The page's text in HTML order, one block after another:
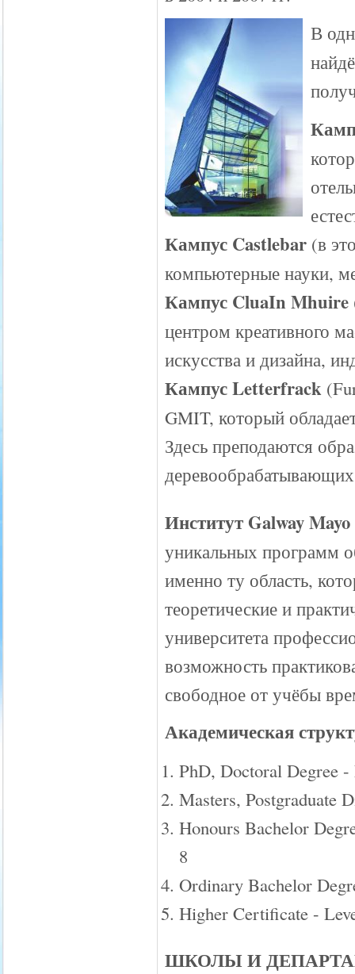
В
Кампус Castlebar (в
компьютерные науки,
Кампус CluaIn Mhuire
центром креативного
искусства и дизайна,
Кампус Letterfrack
GMIT, который
Здесь преподаются
Институт Galway
уникальных программ
именно ту область,
теоретические и
университета
возможность
свободное от учёбы
Академическая
PhD, Doctoral Degree -
Masters, Postgraduate
Honours Bachelor
8
Ordinary Bachelor
Higher Certificate -
ШКОЛЫ И